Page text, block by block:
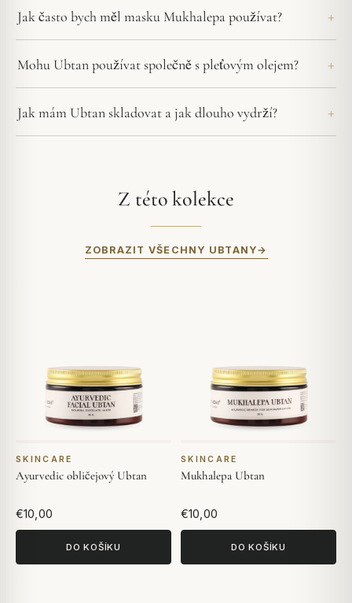
Jak často bych měl masku Mukhalepa používat?
Mohu Ubtan používat společně s pleťovým olejem?
Jak mám Ubtan skladovat a jak dlouho vydrží?
Z této kolekce
ZOBRAZIT VŠECHNY UBTANY
SKINCARE
Ayurvedic obličejový Ubtan
€10,00
DO KOŠÍKU
SKINCARE
Mukhalepa Ubtan
€10,00
DO KOŠÍKU